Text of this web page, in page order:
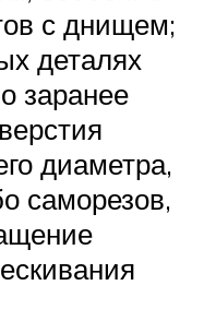
с днищем;
деталях
заранее
диаметра,
саморезов,